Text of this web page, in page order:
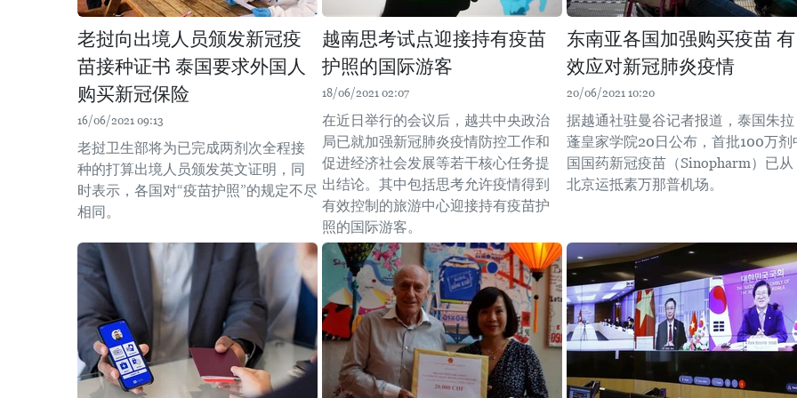
老挝向出境人员颁发新冠疫
苗接种证书 泰国要求外国人
购买新冠保险
16/06/2021 09:13
老挝卫生部将为已完成两剂次全程接
种的打算出境人员颁发英文证明，同
时表示，各国对“疫苗护照”的规定不尽
相同。
越南思考试点迎接持有疫苗
护照的国际游客
18/06/2021 02:07
在近日举行的会议后，越共中央政治
局已就加强新冠肺炎疫情防控工作和
促进经济社会发展等若干核心任务提
出结论。其中包括思考允许疫情得到
有效控制的旅游中心迎接持有疫苗护
照的国际游客。
东南亚各国加强购买疫苗 有
效应对新冠肺炎疫情
20/06/2021 10:20
据越通社驻曼谷记者报道，泰国朱拉
蓬皇家学院20日公布，首批100万剂
国国药新冠疫苗（Sinopharm）已从
北京运抵素万那普机场。